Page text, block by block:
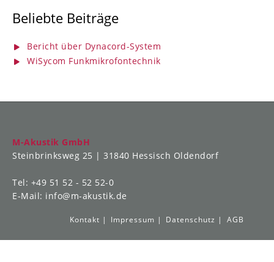
Beliebte Beiträge
Bericht über Dynacord-System
WiSycom Funkmikrofontechnik
M-Akustik GmbH
Steinbrinksweg 25 | 31840 Hessisch Oldendorf
Tel: +49 51 52 - 52 52-0
E-Mail: info@m-akustik.de
Kontakt Impressum Datenschutz AGB